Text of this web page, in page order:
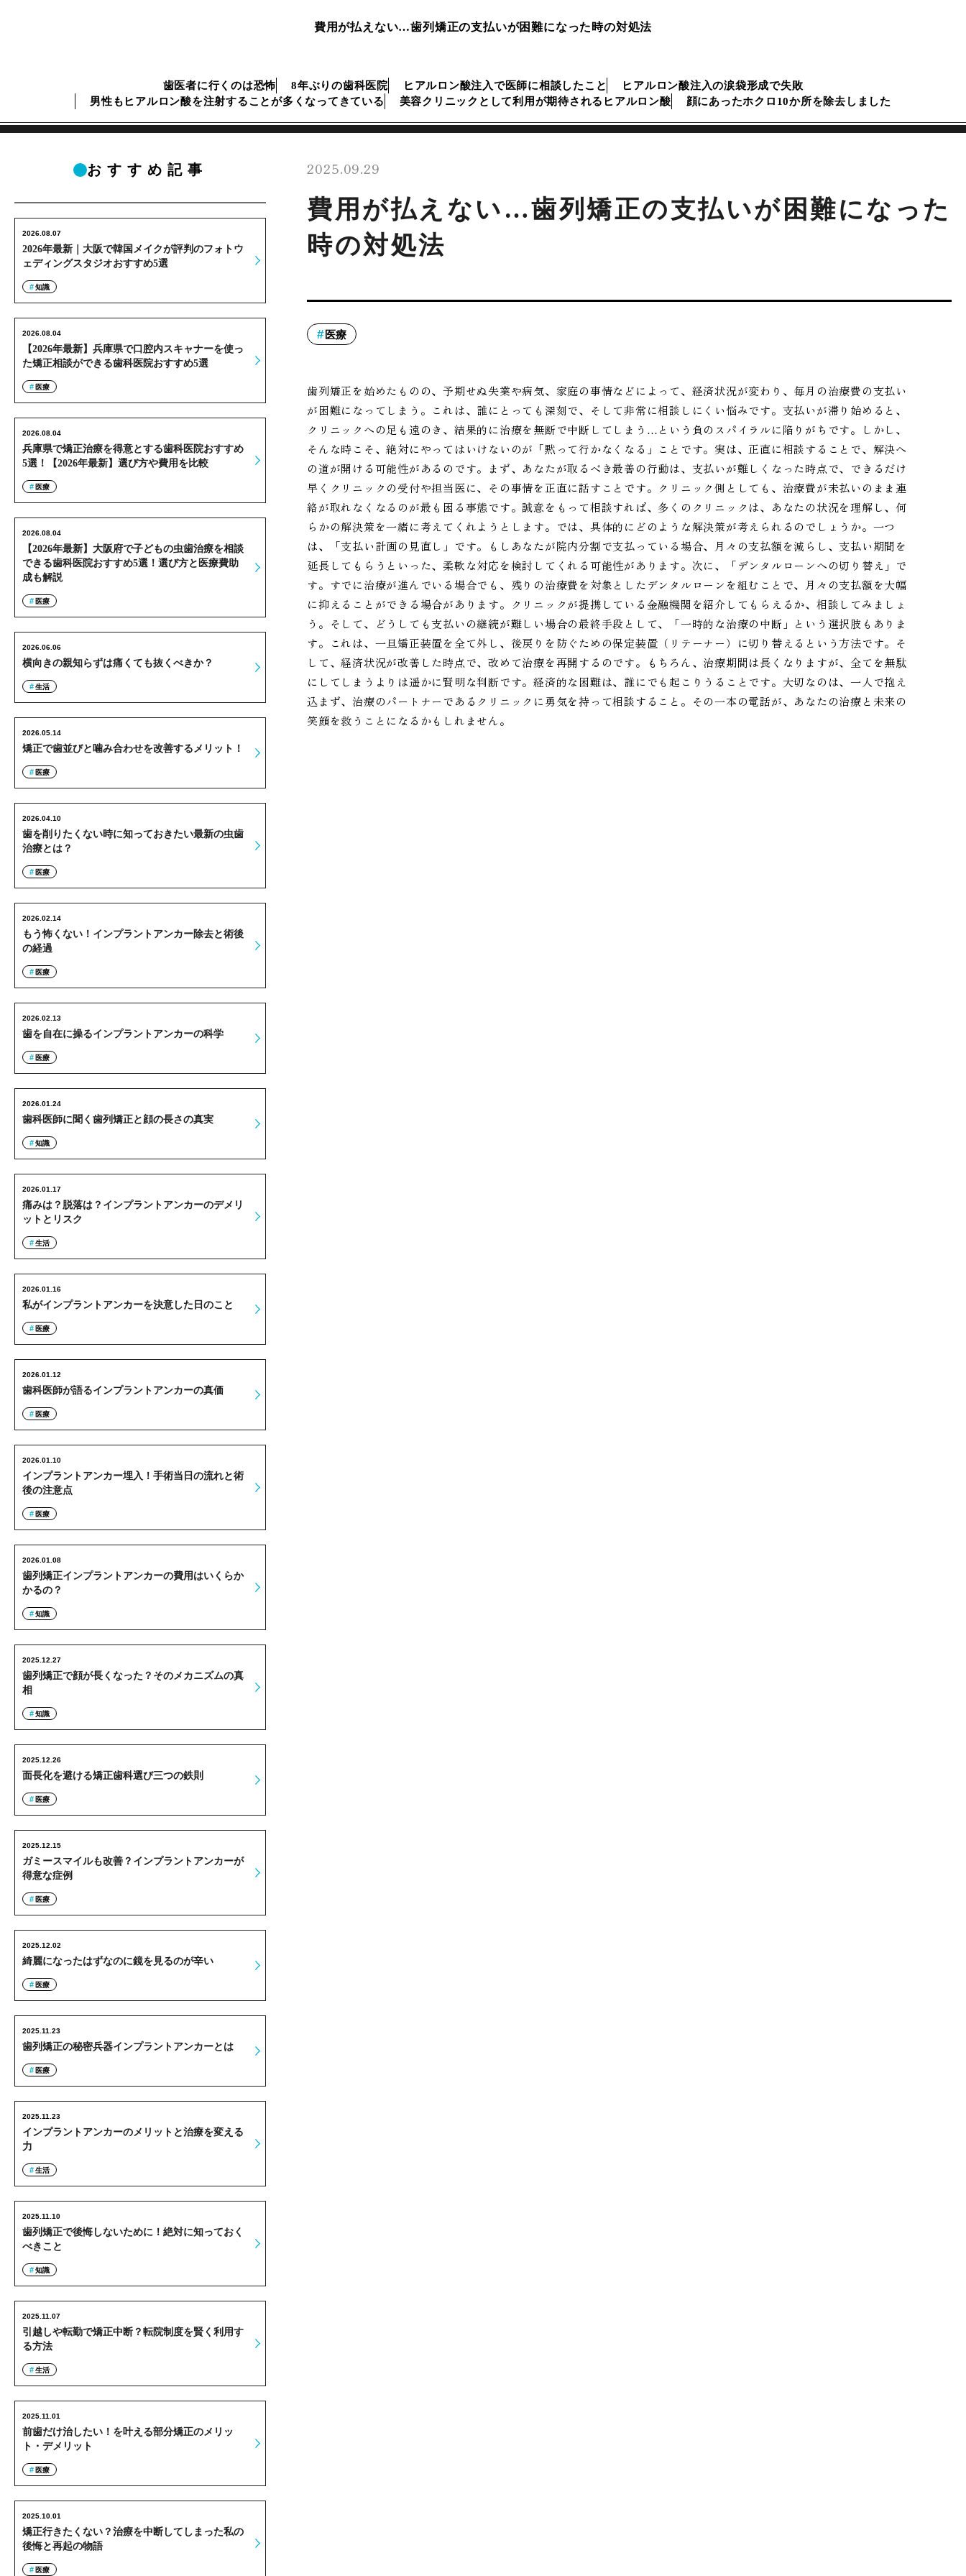
費用が払えない…歯列矯正の支払いが困難になった時の対処法
歯医者に行くのは恐怖 8年ぶりの歯科医院 ヒアルロン酸注入で医師に相談したこと
ヒアルロン酸注入の涙袋形成で失敗
男性もヒアルロン酸を注射することが多くなってきている
美容クリニックとして利用が期待されるヒアルロン酸 顔にあったホクロ10か所を除去しました
2025.09.29
費用が払えない…歯列矯正の支払いが困難になった
時の対処法
医療
歯列矯正を始めたものの、予期せぬ失業や病気、家庭の事情などによって、経済状況が変わり、毎月の治療費の支払い
が困難になってしまう。これは、誰にとっても深刻で、そして非常に相談しにくい悩みです。支払いが滞り始めると、
クリニックへの足も遠のき、結果的に治療を無断で中断してしまう…という負のスパイラルに陥りがちです。しかし、
そんな時こそ、絶対にやってはいけないのが「黙って行かなくなる」ことです。実は、正直に相談することで、解決へ
の道が開ける可能性があるのです。まず、あなたが取るべき最善の行動は、支払いが難しくなった時点で、できるだけ
早くクリニックの受付や担当医に、その事情を正直に話すことです。クリニック側としても、治療費が未払いのまま連
絡が取れなくなるのが最も困る事態です。誠意をもって相談すれば、多くのクリニックは、あなたの状況を理解し、何
らかの解決策を一緒に考えてくれようとします。では、具体的にどのような解決策が考えられるのでしょうか。一つ
は、「支払い計画の見直し」です。もしあなたが院内分割で支払っている場合、月々の支払額を減らし、支払い期間を
延長してもらうといった、柔軟な対応を検討してくれる可能性があります。次に、「デンタルローンへの切り替え」で
す。すでに治療が進んでいる場合でも、残りの治療費を対象としたデンタルローンを組むことで、月々の支払額を大幅
に抑えることができる場合があります。クリニックが提携している金融機関を紹介してもらえるか、相談してみましょ
う。そして、どうしても支払いの継続が難しい場合の最終手段として、「一時的な治療の中断」という選択肢もありま
す。これは、一旦矯正装置を全て外し、後戻りを防ぐための保定装置（リテーナー）に切り替えるという方法です。そ
して、経済状況が改善した時点で、改めて治療を再開するのです。もちろん、治療期間は長くなりますが、全てを無駄
にしてしまうよりは遥かに賢明な判断です。経済的な困難は、誰にでも起こりうることです。大切なのは、一人で抱え
込まず、治療のパートナーであるクリニックに勇気を持って相談すること。その一本の電話が、あなたの治療と未来の
笑顔を救うことになるかもしれません。
おすすめ記事
2026年最新｜大阪で韓国メイクが評判のフォトウ
ェディングスタジオおすすめ5選
2026.08.07
知識
【2026年最新】兵庫県で口腔内スキャナーを使っ
た矯正相談ができる歯科医院おすすめ5選
2026.08.04
医療
兵庫県で矯正治療を得意とする歯科医院おすすめ
5選！【2026年最新】選び方や費用を比較
2026.08.04
医療
【2026年最新】大阪府で子どもの虫歯治療を相談
できる歯科医院おすすめ5選！選び方と医療費助
成も解説
2026.08.04
医療
横向きの親知らずは痛くても抜くべきか？
2026.06.06
生活
矯正で歯並びと噛み合わせを改善するメリット！
2026.05.14
医療
歯を削りたくない時に知っておきたい最新の虫歯
治療とは？
2026.04.10
医療
もう怖くない！インプラントアンカー除去と術後
の経過
2026.02.14
医療
歯を自在に操るインプラントアンカーの科学
2026.02.13
医療
歯科医師に聞く歯列矯正と顔の長さの真実
2026.01.24
知識
痛みは？脱落は？インプラントアンカーのデメリ
ットとリスク
2026.01.17
生活
私がインプラントアンカーを決意した日のこと
2026.01.16
医療
歯科医師が語るインプラントアンカーの真価
2026.01.12
医療
インプラントアンカー埋入！手術当日の流れと術
後の注意点
2026.01.10
医療
歯列矯正インプラントアンカーの費用はいくらか
かるの？
2026.01.08
知識
歯列矯正で顔が長くなった？そのメカニズムの真
相
2025.12.27
知識
面長化を避ける矯正歯科選び三つの鉄則
2025.12.26
医療
ガミースマイルも改善？インプラントアンカーが
得意な症例
2025.12.15
医療
綺麗になったはずなのに鏡を見るのが辛い
2025.12.02
医療
歯列矯正の秘密兵器インプラントアンカーとは
2025.11.23
医療
インプラントアンカーのメリットと治療を変える
力
2025.11.23
生活
歯列矯正で後悔しないために！絶対に知っておく
べきこと
2025.11.10
知識
引越しや転勤で矯正中断？転院制度を賢く利用す
る方法
2025.11.07
生活
前歯だけ治したい！を叶える部分矯正のメリッ
ト・デメリット
2025.11.01
医療
矯正行きたくない？治療を中断してしまった私の
後悔と再起の物語
2025.10.01
医療